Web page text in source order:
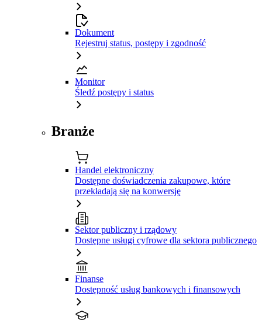
Dokument
Rejestruj status, postępy i zgodność
Monitor
Śledź postępy i status
Branże
Handel elektroniczny
Dostępne doświadczenia zakupowe, które
przekładają się na konwersję
Sektor publiczny i rządowy
Dostępne usługi cyfrowe dla sektora publicznego
Finanse
Dostępność usług bankowych i finansowych